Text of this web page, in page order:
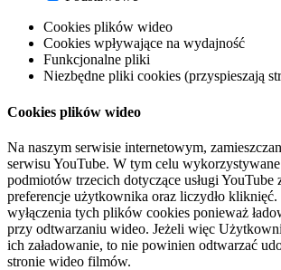
Cookies plików wideo
Cookies wpływające na wydajność
Funkcjonalne pliki
Niezbędne pliki cookies (przyspieszają
Cookies plików wideo
Na naszym serwisie internetowym,
serwisu YouTube. W tym celu
podmiotów trzecich dotyczące usługi YouTube
preferencje użytkownika oraz liczydło
wyłączenia tych plików cookies ponieważ
przy odtwarzaniu wideo. Jeżeli więc
ich załadowanie, to nie powinien odtwarzać
stronie wideo filmów.